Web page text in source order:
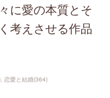
に愛の本質とそ
考えさせる作品
恋愛と結婚(364)